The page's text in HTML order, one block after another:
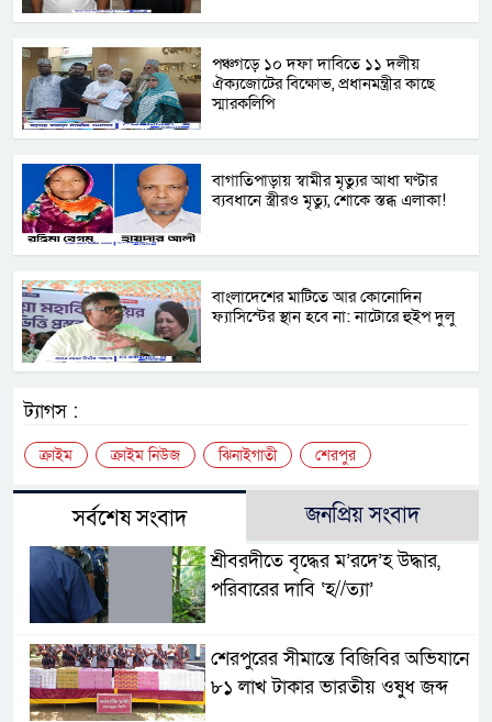
পঞ্চগড়ে ১০ দফা দাবিতে ১১ দলীয়
ঐক্যজোটের বিক্ষোভ, প্রধানমন্ত্রীর কাছে
স্মারকলিপি
বাগাতিপাড়ায় স্বামীর মৃত্যুর আধা ঘণ্টার
ব্যবধানে স্ত্রীরও মৃত্যু, শোকে স্তব্ধ এলাকা!
বাংলাদেশের মাটিতে আর কোনোদিন
ফ্যাসিস্টের স্থান হবে না: নাটোরে হুইপ দুলু
ট্যাগস :
ক্রাইম ক্রাইম নিউজ ঝিনাইগাতী শেরপুর
সর্বশেষ সংবাদ জনপ্রিয় সংবাদ
শ্রীবরদীতে বৃদ্ধের ম’রদে’হ উদ্ধার,
পরিবারের দাবি ‘হ//ত্যা’
শেরপুরের সীমান্তে বিজিবির অভিযানে
৮১ লাখ টাকার ভারতীয় ওষুধ জব্দ